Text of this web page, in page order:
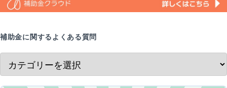
補助金に関するよくある質問